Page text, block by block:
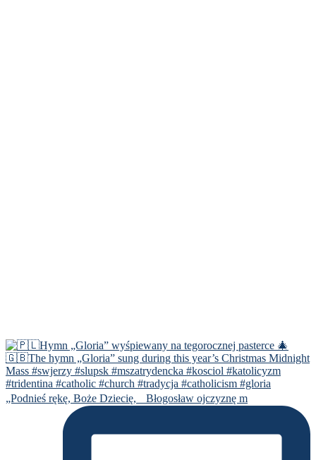
„Podnieś rękę, Boże Dziecię, Błogosław ojczyznę m